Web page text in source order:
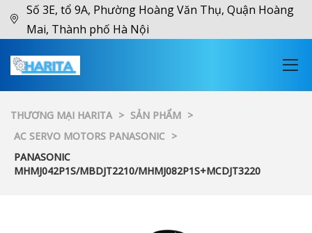
Số 3E, tổ 9A, Phường Hoàng Văn Thụ, Quận Hoàng
Mai, Thành phố Hà Nội
THƯƠNG MẠI HARITA > SẢN PHẨM >
AC SERVO MOTORS PANASONIC >
PANASONIC
MHMJ042P1S/MBDJT2210/MHMJ082P1S+MCDJT3220